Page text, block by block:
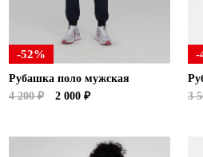
-52%
Рубашка поло мужская
4 200 ₽
2 000 ₽
-
3